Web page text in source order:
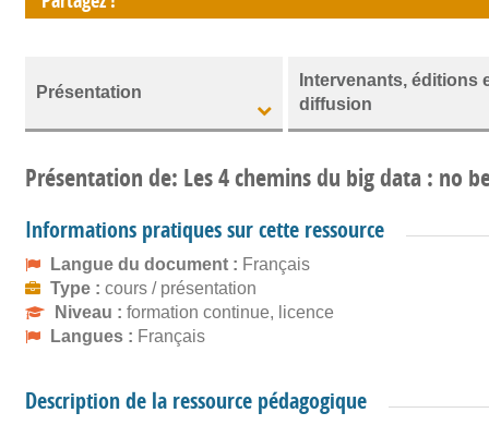
Présentation
Intervenants, éditions
diffusion
Présentation de: Les 4 chemins du big data : no
Informations pratiques sur cette ressource
Langue du document : Français
Type : cours / présentation
Niveau : formation continue, licence
Langues : Français
Description de la ressource pédagogique